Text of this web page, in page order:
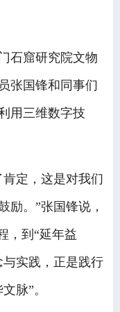
窟研究院文物
张国锋和同事们
用三维数字技
定，这是对我们
励。”张国锋说，
，到“延年益
实践，正是践行
脉”。